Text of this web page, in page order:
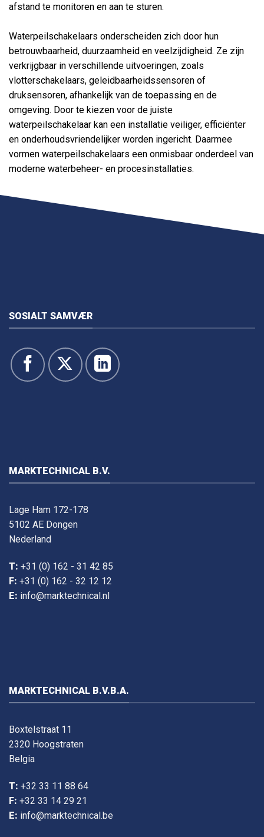
afstand te monitoren en aan te sturen.
Waterpeilschakelaars onderscheiden zich door hun
betrouwbaarheid, duurzaamheid en veelzijdigheid. Ze zijn
verkrijgbaar in verschillende uitvoeringen, zoals
vlotterschakelaars, geleidbaarheidssensoren of
druksensoren, afhankelijk van de toepassing en de
omgeving. Door te kiezen voor de juiste
waterpeilschakelaar kan een installatie veiliger, efficiënter
en onderhoudsvriendelijker worden ingericht. Daarmee
vormen waterpeilschakelaars een onmisbaar onderdeel van
moderne waterbeheer- en procesinstallaties.
SOSIALT SAMVÆR
MARKTECHNICAL B.V.
Lage Ham 172-178
5102 AE Dongen
Nederland
T: +31 (0) 162 - 31 42 85
F: +31 (0) 162 - 32 12 12
E: info@marktechnical.nl
MARKTECHNICAL B.V.B.A.
Boxtelstraat 11
2320 Hoogstraten
Belgia
T: +32 33 11 88 64
F: +32 33 14 29 21
E: info@marktechnical.be